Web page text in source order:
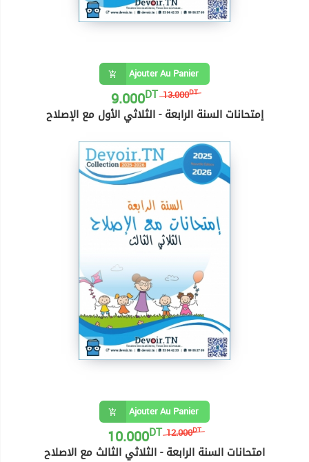
Ajouter Au Panier
13.000DT
9.000DT
إمتحانات السنة الرابعة - الثلاثي الأول مع الإصلاح
Ajouter Au Panier
12.000DT
10.000DT
امتحانات السنة الرابعة - الثلاثي الثالث مع الاصلاح